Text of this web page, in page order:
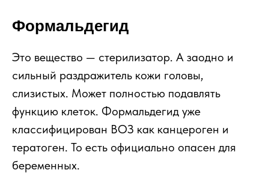
Формальдегид
Это вещество — стерилизатор. А заодно и
сильный раздражитель кожи головы,
слизистых. Может полностью подавлять
функцию клеток. Формальдегид уже
классифицирован ВОЗ как канцероген и
тератоген. То есть официально опасен для
беременных.